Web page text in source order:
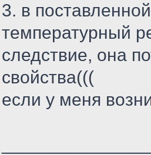
3. в
температурный
следствие, она
свойства(((
если у меня